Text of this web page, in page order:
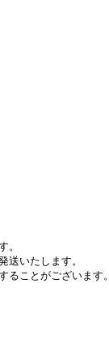
。
いたします。
ことがございます。